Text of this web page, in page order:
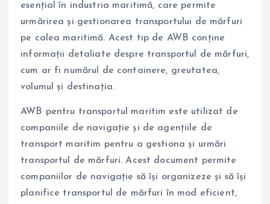
esențial în industria maritimă, care permite
urmărirea și gestionarea transportului de mărfuri
pe calea maritimă. Acest tip de AWB conține
informații detaliate despre transportul de mărfuri,
cum ar fi numărul de containere, greutatea,
volumul și destinația.
AWB pentru transportul maritim este utilizat de
companiile de navigație și de agențiile de
transport maritim pentru a gestiona și urmări
transportul de mărfuri. Acest document permite
companiilor de navigație să își organizeze și să își
planifice transportul de mărfuri în mod eficient,